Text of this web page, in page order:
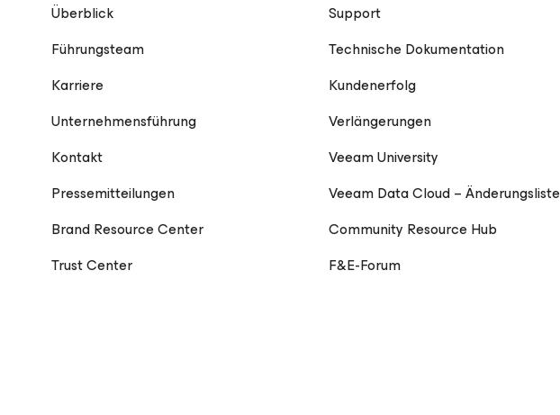
Überblick
Führungsteam
Karriere
Unternehmensführung
Kontakt
Pressemitteilungen
Brand Resource Center
Trust Center
Support
Technische Dokumentation
Kundenerfolg
Verlängerungen
Veeam University
Veeam Data Cloud – Änderungsliste
Community Resource Hub
F&E-Forum